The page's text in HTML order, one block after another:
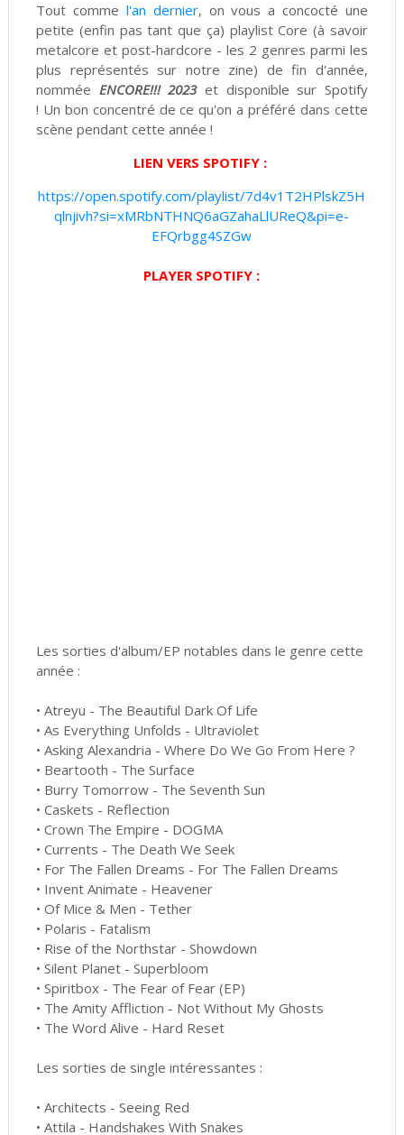
Tout comme l'an dernier, on vous a concocté une
petite (enfin pas tant que ça) playlist Core (à savoir
metalcore et post-hardcore - les 2 genres parmi les
plus représentés sur notre zine) de fin d'année,
nommée ENCORE!!! 2023 et disponible sur Spotify
! Un bon concentré de ce qu'on a préféré dans cette
scène pendant cette année !
LIEN VERS SPOTIFY :
https://open.spotify.com/playlist/7d4v1T2HPlskZ5H
qlnjivh?si=xMRbNTHNQ6aGZahaLlUReQ&pi=e-
EFQrbgg4SZGw
PLAYER SPOTIFY :
Les sorties d'album/EP notables dans le genre cette
année :
• Atreyu - The Beautiful Dark Of Life
• As Everything Unfolds - Ultraviolet
• Asking Alexandria - Where Do We Go From Here ?
• Beartooth - The Surface
• Burry Tomorrow - The Seventh Sun
• Caskets - Reflection
• Crown The Empire - DOGMA
• Currents - The Death We Seek
• For The Fallen Dreams - For The Fallen Dreams
• Invent Animate - Heavener
• Of Mice & Men - Tether
• Polaris - Fatalism
• Rise of the Northstar - Showdown
• Silent Planet - Superbloom
• Spiritbox - The Fear of Fear (EP)
• The Amity Affliction - Not Without My Ghosts
• The Word Alive - Hard Reset
Les sorties de single intéressantes :
• Architects - Seeing Red
• Attila - Handshakes With Snakes